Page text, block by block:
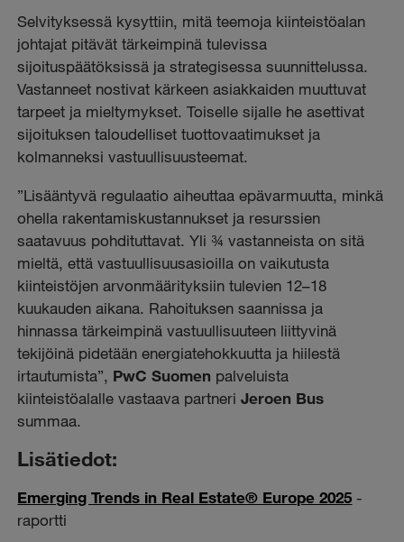
Selvityksessä kysyttiin, mitä teemoja kiinteistöalan
johtajat pitävät tärkeimpinä tulevissa
sijoituspäätöksissä ja strategisessa suunnittelussa.
Vastanneet nostivat kärkeen asiakkaiden muuttuvat
tarpeet ja mieltymykset. Toiselle sijalle he asettivat
sijoituksen taloudelliset tuottovaatimukset ja
kolmanneksi vastuullisuusteemat.
”Lisääntyvä regulaatio aiheuttaa epävarmuutta, minkä
ohella rakentamiskustannukset ja resurssien
saatavuus pohdituttavat. Yli ¾ vastanneista on sitä
mieltä, että vastuullisuusasioilla on vaikutusta
kiinteistöjen arvonmäärityksiin tulevien 12–18
kuukauden aikana. Rahoituksen saannissa ja
hinnassa tärkeimpinä vastuullisuuteen liittyvinä
tekijöinä pidetään energiatehokkuutta ja hiilestä
irtautumista”, PwC Suomen palveluista
kiinteistöalalle vastaava partneriJeroen Bus
summaa.
Lisätiedot:
Emerging Trends in Real Estate® Europe 2025 -
raportti